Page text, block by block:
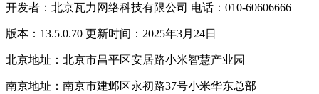
开发者：北京瓦力网络科技有限公司 电话：010-60606666
版本：13.5.0.70 更新时间：2025年3月24日
北京地址：北京市昌平区安居路小米智慧产业园
南京地址：南京市建邺区永初路37号小米华东总部